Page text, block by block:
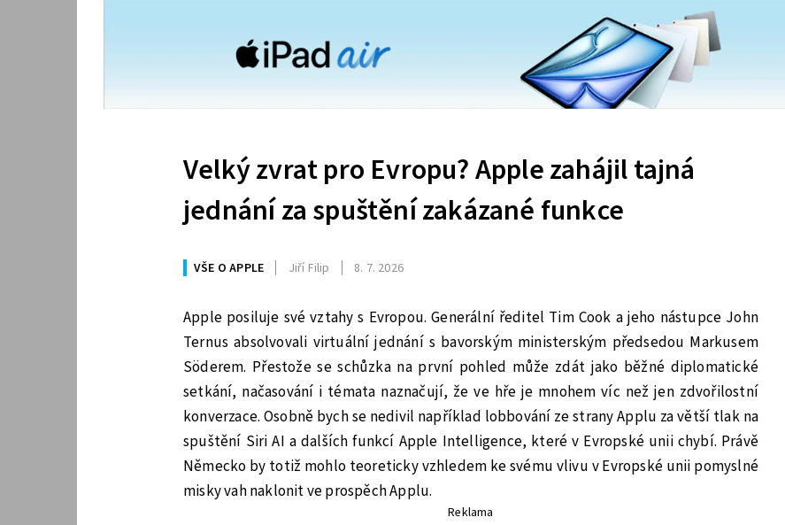
Velký zvrat pro Evropu? Apple zahájil tajná
jednání za spuštění zakázané funkce
VŠE O APPLE Jiří Filip 8. 7. 2026
Apple posiluje své vztahy s Evropou. Generální ředitel Tim Cook a jeho nástupce John
Ternus absolvovali virtuální jednání s bavorským ministerským předsedou Markusem
Söderem. Přestože se schůzka na první pohled může zdát jako běžné diplomatické
setkání, načasování i témata naznačují, že ve hře je mnohem víc než jen zdvořilostní
konverzace. Osobně bych se nedivil například lobbování ze strany Applu za větší tlak na
spuštění Siri AI a dalších funkcí Apple Intelligence, které v Evropské unii chybí. Právě
Německo by totiž mohlo teoreticky vzhledem ke svému vlivu v Evropské unii pomyslné
misky vah naklonit ve prospěch Applu.
Reklama